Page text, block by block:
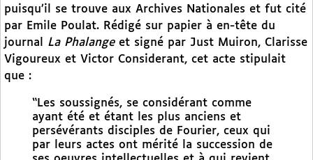
puisqu’il se trouve aux Archives Nationales et fut cité
par Emile Poulat. Rédigé sur papier à en-tête du
journal La Phalangeet signé par Just Muiron, Clarisse
Vigoureux et Victor Considerant, cet acte stipulait
que :
“Les soussignés, se considérant comme
ayant été et étant les plus anciens et
persévérants disciples de Fourier, ceux qui
par leurs actes ont mérité la succession de